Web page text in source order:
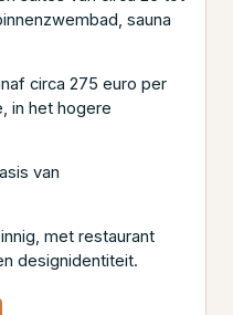
sauna
circa 275 euro per
in het hogere
van
met restaurant
designidentiteit.